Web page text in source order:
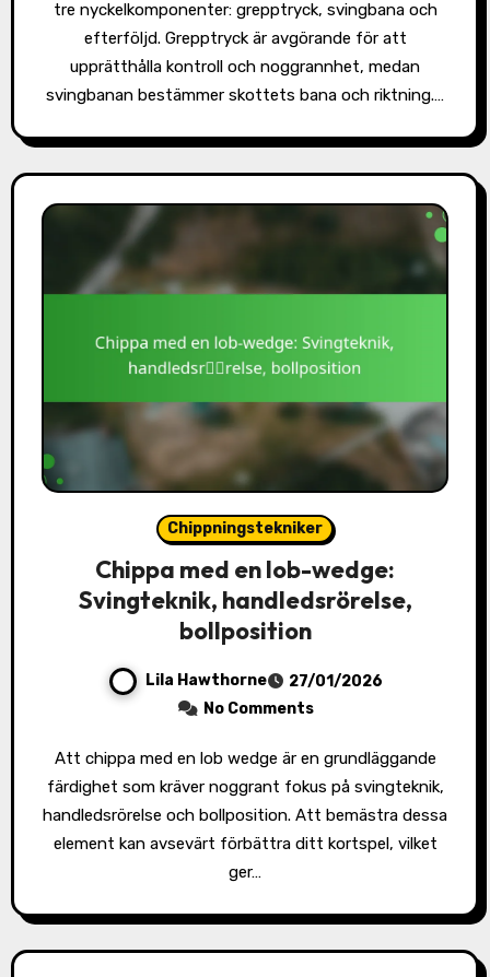
tre nyckelkomponenter: grepptryck, svingbana och
efterföljd. Grepptryck är avgörande för att
upprätthålla kontroll och noggrannhet, medan
svingbanan bestämmer skottets bana och riktning.…
Chippningstekniker
Chippa med en lob-wedge:
Svingteknik, handledsrörelse,
bollposition
Lila Hawthorne
27/01/2026
No Comments
Att chippa med en lob wedge är en grundläggande
färdighet som kräver noggrant fokus på svingteknik,
handledsrörelse och bollposition. Att bemästra dessa
element kan avsevärt förbättra ditt kortspel, vilket
ger…